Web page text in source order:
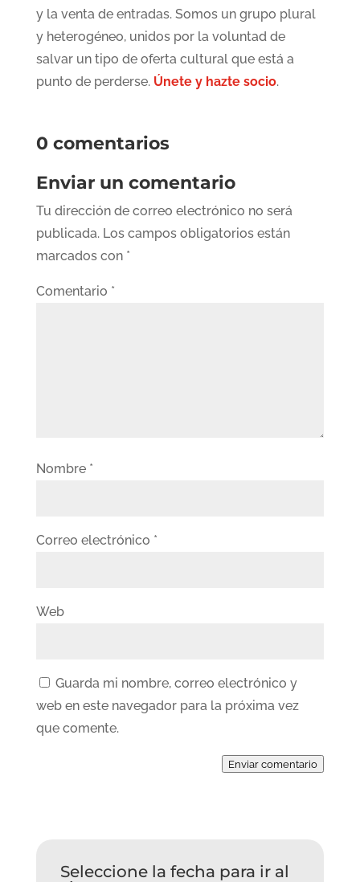
y la venta de entradas. Somos un grupo plural
y heterogéneo, unidos por la voluntad de
salvar un tipo de oferta cultural que está a
punto de perderse. Únete y hazte socio.
0 comentarios
Enviar un comentario
Tu dirección de correo electrónico no será
publicada. Los campos obligatorios están
marcados con *
Comentario *
Nombre *
Correo electrónico *
Web
Guarda mi nombre, correo electrónico y
web en este navegador para la próxima vez
que comente.
Enviar comentario
Seleccione la fecha para ir al